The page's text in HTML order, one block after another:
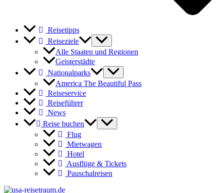
Reisetipps
Reiseziele
Alle Staaten und Regionen
Geisterstädte
Nationalparks
America The Beautiful Pass
Reiseservice
Reiseführer
News
Reise buchen
Flug
Mietwagen
Hotel
Ausflüge & Tickets
Pauschalreisen